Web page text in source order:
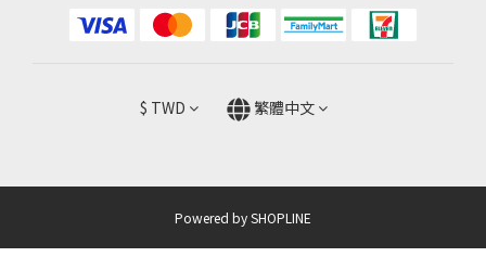
$ TWD 繁體中文
Powered by SHOPLINE